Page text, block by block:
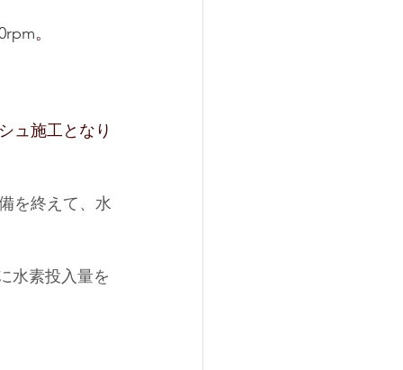
。
ュ施工となり
を終えて、水
水素投入量を